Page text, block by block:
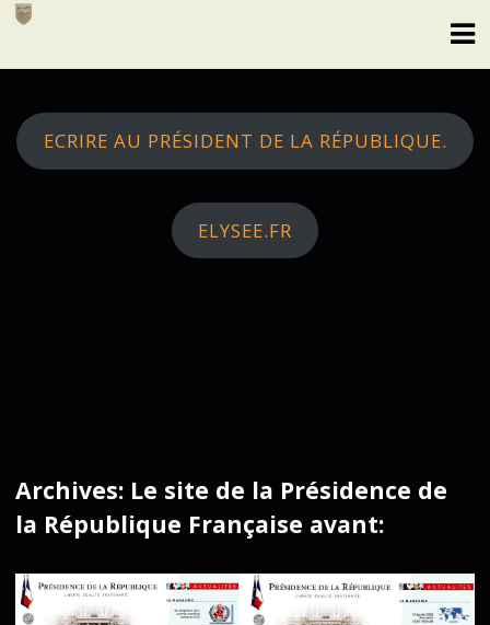
Skip
ECRIRE AU PRÉSIDENT DE LA RÉPUBLIQUE.
ELYSEE.FR
Archives: Le site de la Présidence de
la République Française avant: